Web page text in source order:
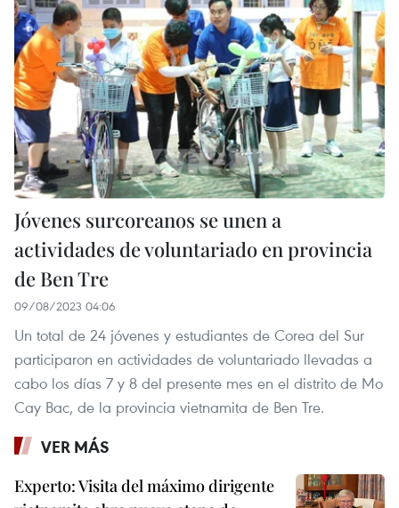
Jóvenes surcoreanos se unen a
actividades de voluntariado en provincia
de Ben Tre
09/08/2023 04:06
Un total de 24 jóvenes y estudiantes de Corea del Sur
participaron en actividades de voluntariado llevadas a
cabo los días 7 y 8 del presente mes en el distrito de Mo
Cay Bac, de la provincia vietnamita de Ben Tre.
VER MÁS
Experto: Visita del máximo dirigente